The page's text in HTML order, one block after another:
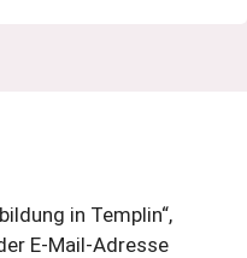
in Templin“,
E-Mail-Adresse